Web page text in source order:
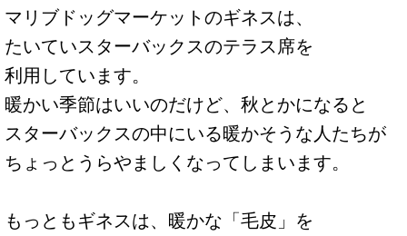
マリブドッグマーケットのギネスは、
たいていスターバックスのテラス席を
利用しています。
暖かい季節はいいのだけど、秋とかになると
スターバックスの中にいる暖かそうな人たちが
ちょっとうらやましくなってしまいます。
もっともギネスは、暖かな「毛皮」を